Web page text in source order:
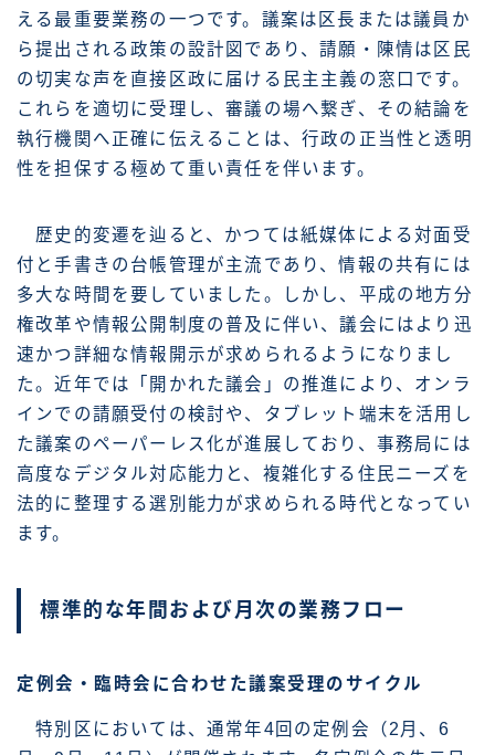
える最重要業務の一つです。議案は区長または議員か
ら提出される政策の設計図であり、請願・陳情は区民
の切実な声を直接区政に届ける民主主義の窓口です。
これらを適切に受理し、審議の場へ繋ぎ、その結論を
執行機関へ正確に伝えることは、行政の正当性と透明
性を担保する極めて重い責任を伴います。
歴史的変遷を辿ると、かつては紙媒体による対面受
付と手書きの台帳管理が主流であり、情報の共有には
多大な時間を要していました。しかし、平成の地方分
権改革や情報公開制度の普及に伴い、議会にはより迅
速かつ詳細な情報開示が求められるようになりまし
た。近年では「開かれた議会」の推進により、オンラ
インでの請願受付の検討や、タブレット端末を活用し
た議案のペーパーレス化が進展しており、事務局には
高度なデジタル対応能力と、複雑化する住民ニーズを
法的に整理する選別能力が求められる時代となってい
ます。
標準的な年間および月次の業務フロー
定例会・臨時会に合わせた議案受理のサイクル
特別区においては、通常年4回の定例会（2月、6